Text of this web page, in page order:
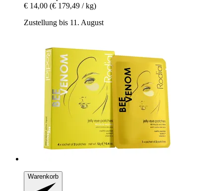
€ 14,00 (€ 179,49 / kg)
Zustellung bis 11. August
Warenkorb